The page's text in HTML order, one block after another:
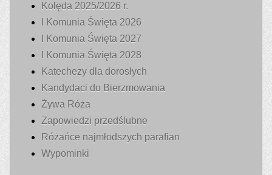
Kolęda 2025/2026 r.
I Komunia Święta 2026
I Komunia Święta 2027
I Komunia Święta 2028
Katechezy dla dorosłych
Kandydaci do Bierzmowania
Żywa Róża
Zapowiedzi przedślubne
Różańce najmłodszych parafian
Wypominki